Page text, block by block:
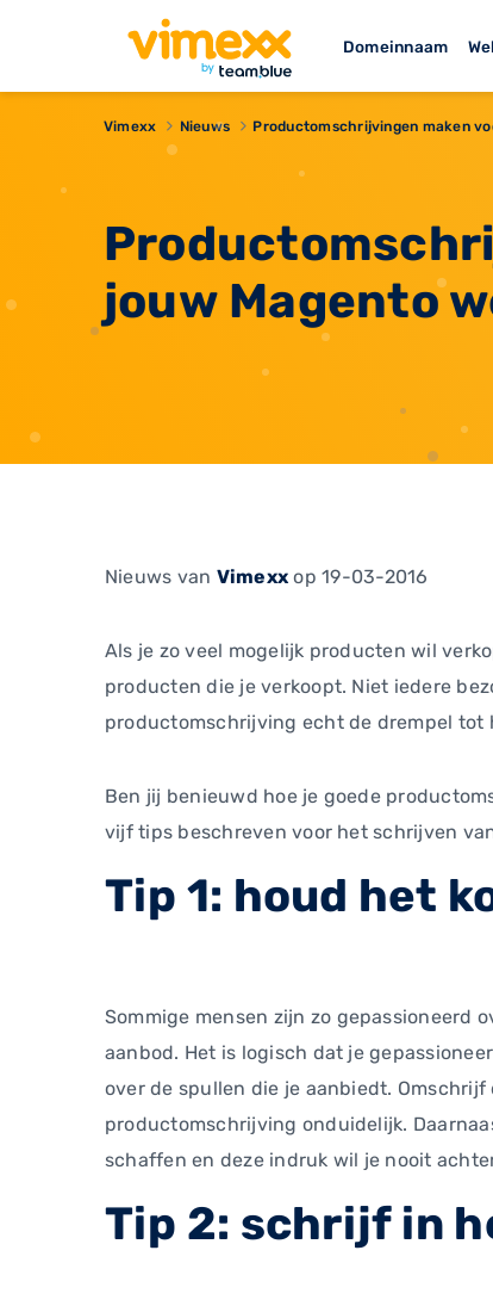
Domeinnaam
Vimexx Nieuws ​Productomschrijvingen maken
jouw Magento
Nieuws van Vimexx op 19-03-2016
Als je zo veel mogelijk producten wil
producten die je verkoopt. Niet iedere
productomschrijving echt de drempel tot
Ben jij benieuwd hoe je goede
vijf tips beschreven voor het schrijven
Tip 1: houd het
Sommige mensen zijn zo gepassioneerd
aanbod. Het is logisch dat je
over de spullen die je aanbiedt.
productomschrijving onduidelijk.
schaffen en deze indruk wil je nooit
Tip 2: schrijf in